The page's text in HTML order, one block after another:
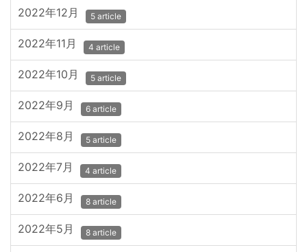
2022年12月 5 article
2022年11月 4 article
2022年10月 5 article
2022年9月 6 article
2022年8月 5 article
2022年7月 4 article
2022年6月 8 article
2022年5月 8 article